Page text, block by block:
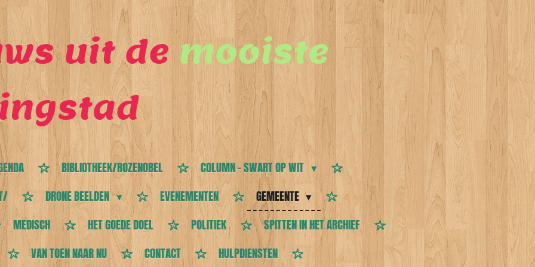
uit demooiste
BIBLIOTHEEK/ROZENOBEL
COLUMN - SWART OP WIT
DRONE BEELDEN EVENEMENTEN
GEMEENTE
MEDISCH HET GOEDE DOEL POLITIEK
SPITTEN IN HET ARCHIEF
VAN TOEN NAAR NU CONTACT
HULPDIENSTEN